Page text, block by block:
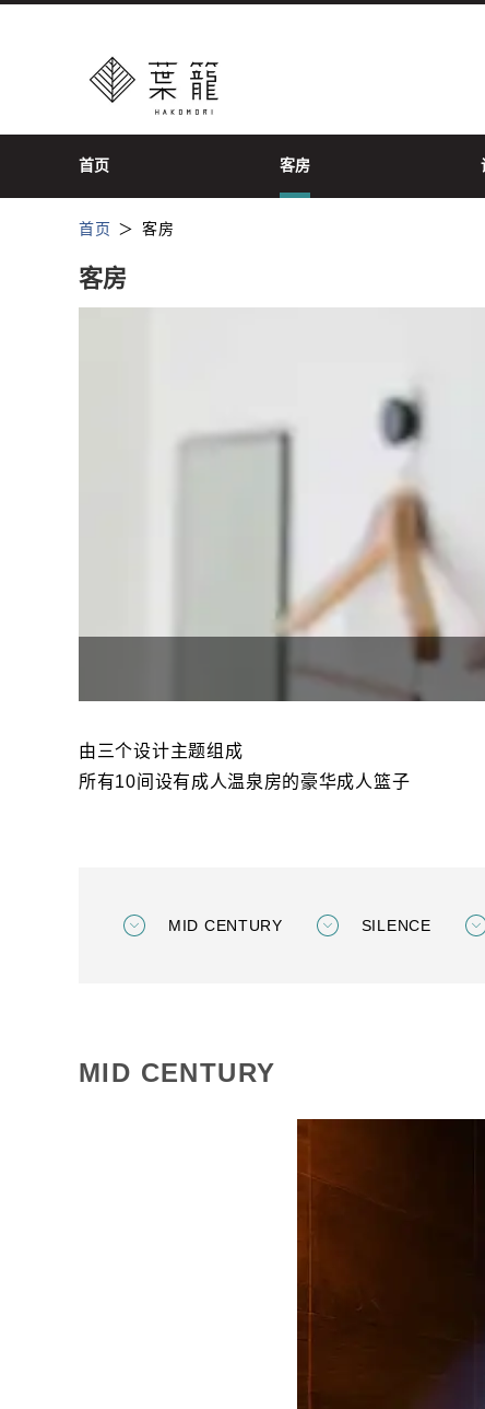
首页 客房
首页 客房
客房
由三个设计主题组成
所有10间设有成人温泉房的豪华成人篮子
MID CENTURY SILENCE
MID CENTURY